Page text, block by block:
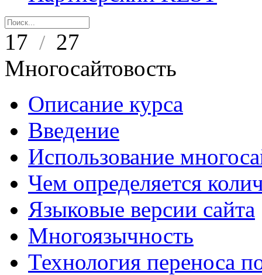
17 / 27
Многосайтовость
Описание курса
Введение
Использование
Чем определяется
Языковые версии сайта
Многоязычность
Технология переноса